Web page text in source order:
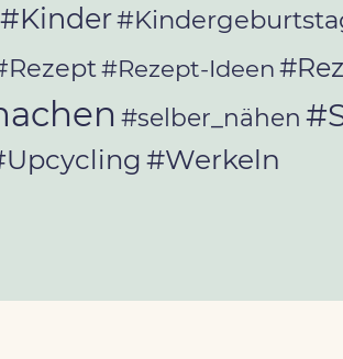
#Kinder
#Rezept-Ideen
#selber_nähen
#Werkeln